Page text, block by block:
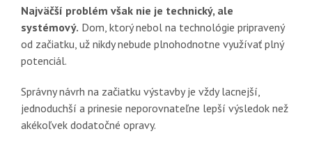
Najväčší problém však nie je technický, ale
systémový. Dom, ktorý nebol na technológie pripravený
od začiatku, už nikdy nebude plnohodnotne využívať plný
potenciál.
Správny návrh na začiatku výstavby je vždy lacnejší,
jednoduchší a prinesie neporovnateľne lepší výsledok než
akékoľvek dodatočné opravy.